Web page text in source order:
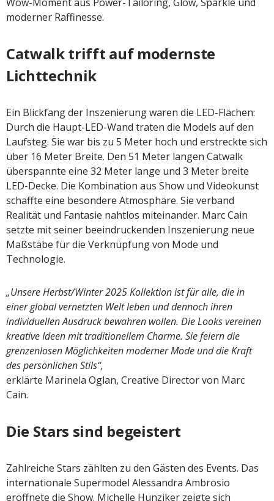
moderner Raffinesse.
Catwalk trifft auf modernste
Lichttechnik
Ein Blickfang der Inszenierung waren die LED-Flächen:
Durch die Haupt-LED-Wand traten die Models auf den
Laufsteg. Sie war bis zu 5 Meter hoch und erstreckte sich
über 16 Meter Breite. Den 51 Meter langen Catwalk
überspannte eine 32 Meter lange und 3 Meter breite
LED-Decke. Die Kombination aus Show und Videokunst
schaffte eine besondere Atmosphäre. Sie verband
Realität und Fantasie nahtlos miteinander. Marc Cain
setzte mit seiner beeindruckenden Inszenierung neue
Maßstäbe für die Verknüpfung von Mode und
Technologie.
„Unsere Herbst/Winter 2025 Kollektion ist für alle, die in
einer global vernetzten Welt leben und dennoch ihren
individuellen Ausdruck bewahren wollen. Die Looks vereinen
kreative Ideen mit traditionellem Charme. Sie feiern die
grenzenlosen Möglichkeiten moderner Mode und die Kraft
des persönlichen Stils“,
erklärte Marinela Oglan, Creative Director von Marc
Cain.
Die Stars sind begeistert
Zahlreiche Stars zählten zu den Gästen des Events. Das
internationale Supermodel Alessandra Ambrosio
eröffnete die Show. Michelle Hunziker zeigte sich